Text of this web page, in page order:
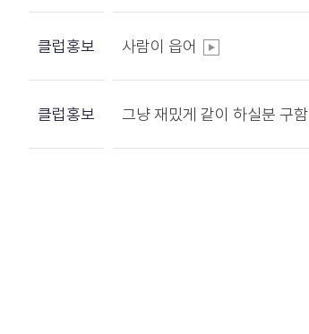
클럽홍보 사람이 읍어
클럽홍보 그냥 재밌게 같이 하실분 구함